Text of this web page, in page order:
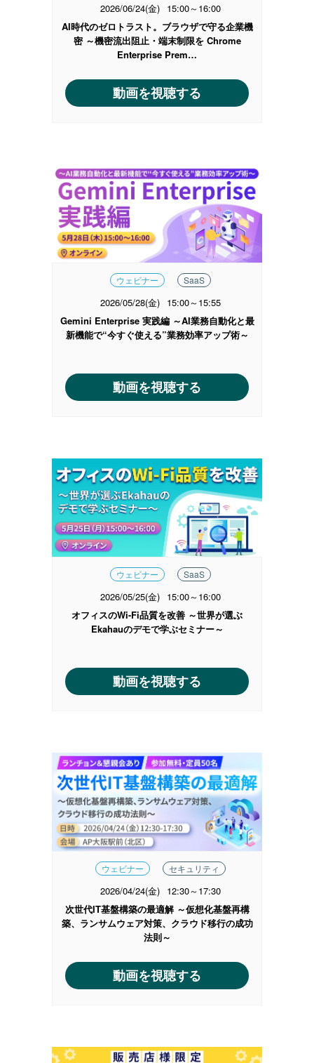
2026/06/24(金) 15:00～16:00
AI時代のゼロトラスト。ブラウザで守る企業機
密 ～機密流出阻止・端末制限を Chrome
Enterprise Prem…
動画を視聴する
ウェビナー SaaS
2026/05/28(金) 15:00～15:55
Gemini Enterprise 実践編 ～AI業務自動化と最
新機能で“今すぐ使える”業務効率アップ術～
動画を視聴する
ウェビナー SaaS
2026/05/25(金) 15:00～16:00
オフィスのWi-Fi品質を改善 ～世界が選ぶ
Ekahauのデモで学ぶセミナー～
動画を視聴する
ウェビナー セキュリティ
2026/04/24(金) 12:30～17:30
次世代IT基盤構築の最適解 ～仮想化基盤再構
築、ランサムウェア対策、クラウド移行の成功
法則～
動画を視聴する